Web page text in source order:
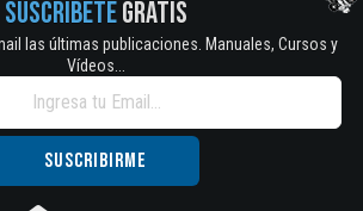
SUSCRÍBETEGRATIS
las últimas publicaciones. Manuales, Cursos y
Vídeos...